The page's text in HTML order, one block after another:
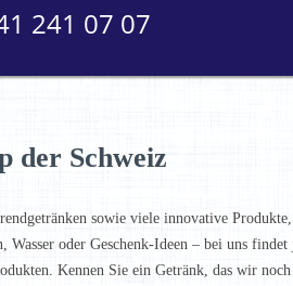
241 07 07
der Schweiz
sowie viele innovative
oder Geschenk-Ideen – bei uns findet
Kennen Sie ein Getränk, das wir